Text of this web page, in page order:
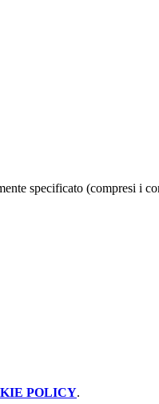
specificato (compresi i
POLICY.